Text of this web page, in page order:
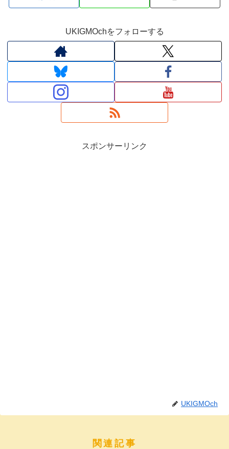
UKIGMOchをフォローする
スポンサーリンク
UKIGMOch
関連記事